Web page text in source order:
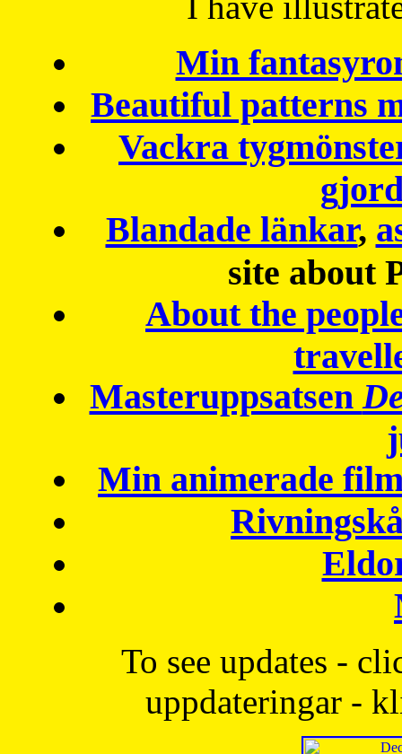
Min
Beautiful patterns
Vackra
Blandade länkar,
site about
About the
Masteruppsatsen
Min animerade
To see updates -
uppdateringar -